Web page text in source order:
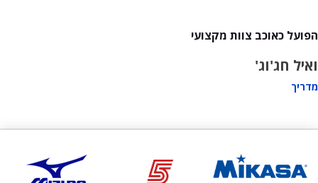
הפועל כאוכב צוות מקצועי
ואיל חג'וג'
מדריך